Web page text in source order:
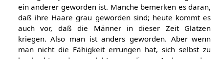
ein anderer geworden ist. Manche bemerken es daran,
daß ihre Haare grau geworden sind; heute kommt es
auch vor, daß die Männer in dieser Zeit Glatzen
kriegen. Also man ist anders geworden. Aber wenn
man nicht die Fähigkeit errungen hat, sich selbst zu